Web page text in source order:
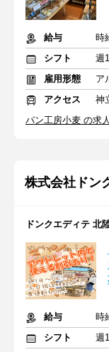
給与
時
シフト
雇用形態
ア
アクセス
神
パン工房小麦 の求
株式会社ドン
ドンクエディテ 北
給与
シフト